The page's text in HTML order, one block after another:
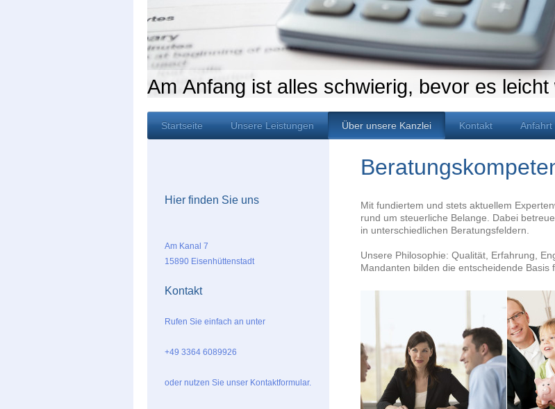
Am Anfang ist alles schwierig, bevor es leicht
Startseite Unsere Leistungen Über unsere Kanzlei Kontakt Anfahrt
Mit fundiertem und stets aktuellem
rund um steuerliche Belange. Dabei
in unterschiedlichen Beratungsfeldern.
Unsere Philosophie: Qualität, Erfahrung,
Mandanten bilden die entscheidende Basis
Hier finden Sie uns
Am Kanal 7
15890 Eisenhüttenstadt
Kontakt
Rufen Sie einfach an unter
+49 3364 6089926
oder nutzen Sie unser Kontaktformular.